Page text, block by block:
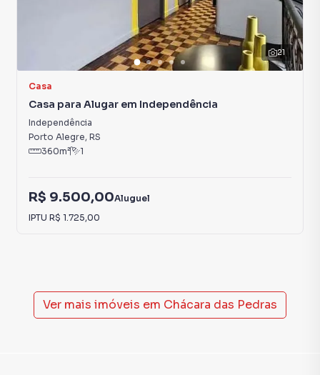
21
Casa
Casa para Alugar em Independência
Independência
Porto Alegre, RS
360m² 1
R$ 9.500,00Aluguel
IPTU R$ 1.725,00
Ver mais imóveis em Chácara das Pedras